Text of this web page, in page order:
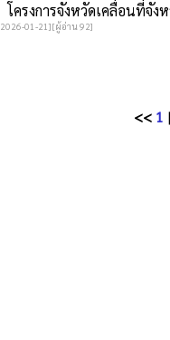
โครงการจังหวัดเคลื่อนที่จัง
2026-01-21][ผู้อ่าน 92]
<< 1 |